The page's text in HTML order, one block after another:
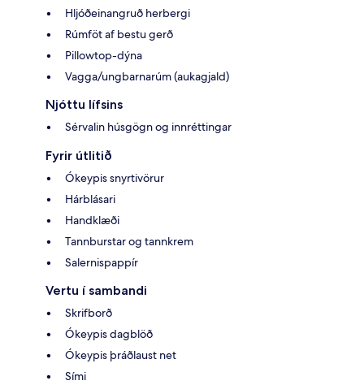
Hljóðeinangruð herbergi
Rúmföt af bestu gerð
Pillowtop-dýna
Vagga/ungbarnarúm (aukagjald)
Njóttu lífsins
Sérvalin húsgögn og innréttingar
Fyrir útlitið
Ókeypis snyrtivörur
Hárblásari
Handklæði
Tannburstar og tannkrem
Salernispappír
Vertu í sambandi
Skrifborð
Ókeypis dagblöð
Ókeypis þráðlaust net
Sími